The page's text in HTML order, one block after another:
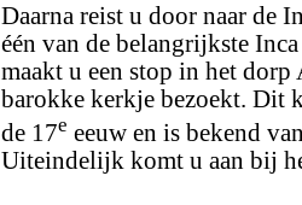
Daarna reist u door naar de
één van de belangrijkste
maakt u een stop in het
barokke kerkje bezoekt. Dit
de 17e eeuw en is bekend
Uiteindelijk komt u aan bij